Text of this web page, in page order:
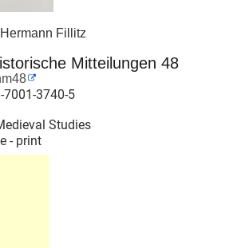
Fillitz
Mitteilungen 48
7001-3740-5
Studies
- print